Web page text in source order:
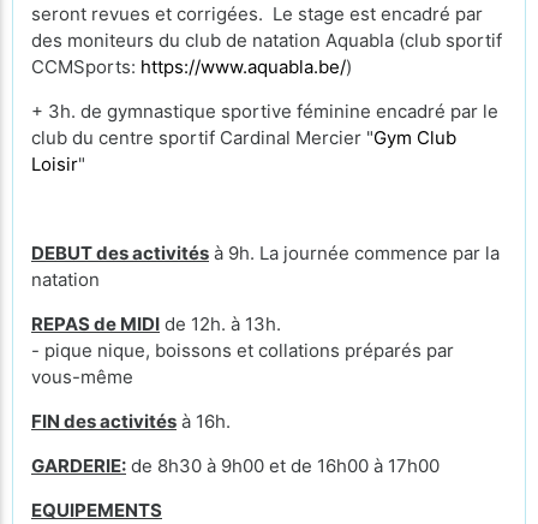
seront revues et corrigées. Le stage est encadré par
des moniteurs du club de natation Aquabla (club sportif
CCMSports: https://www.aquabla.be/)
+ 3h. de gymnastique sportive féminine encadré par le
club du centre sportif Cardinal Mercier "Gym Club
Loisir"
DEBUT des activités à 9h. La journée commence par la
natation
REPAS de MIDI de 12h. à 13h.
- pique nique, boissons et collations préparés par
vous-même
FIN des activités à 16h.
GARDERIE: de 8h30 à 9h00 et de 16h00 à 17h00
EQUIPEMENTS